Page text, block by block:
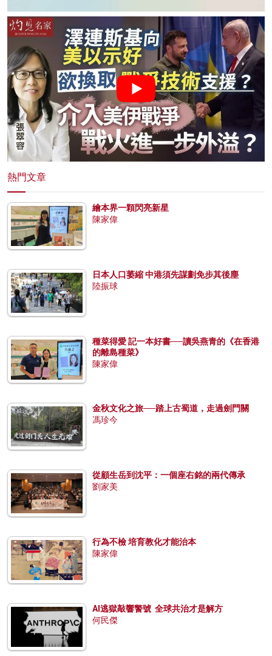
熱門文章
繪本界一顆閃亮新星
陳家偉
日本人口萎縮 中港須先謀劃免步其後塵
陸振球
種菜得愛 記一本好書──讀吳燕青的《在香港
的離島種菜》
陳家偉
金秋文化之旅──踏上古蜀道，走過劍門關
馮珍今
從顧生岳到沈平：一個座右銘的兩代傳承
劉家美
行為不檢 培育教化才能治本
陳家偉
AI逃獄敲響警號 全球共治才是解方
何民傑